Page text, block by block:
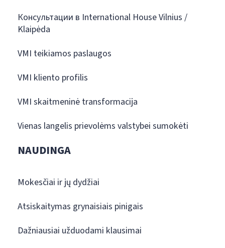
Консультации в International House Vilnius /
Klaipėda
VMI teikiamos paslaugos
VMI kliento profilis
VMI skaitmeninė transformacija
Vienas langelis prievolėms valstybei sumokėti
NAUDINGA
Mokesčiai ir jų dydžiai
Atsiskaitymas grynaisiais pinigais
Dažniausiai užduodami klausimai